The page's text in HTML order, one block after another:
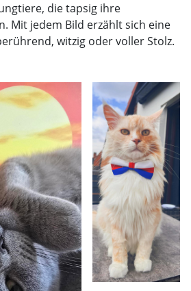
die tapsig ihre
Mit jedem Bild erzählt sich eine
witzig oder voller Stolz.